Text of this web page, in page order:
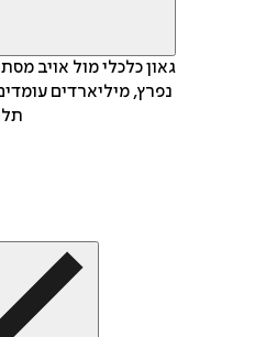
גאון כלכלי מול אויב
נפרץ, מיליארדים